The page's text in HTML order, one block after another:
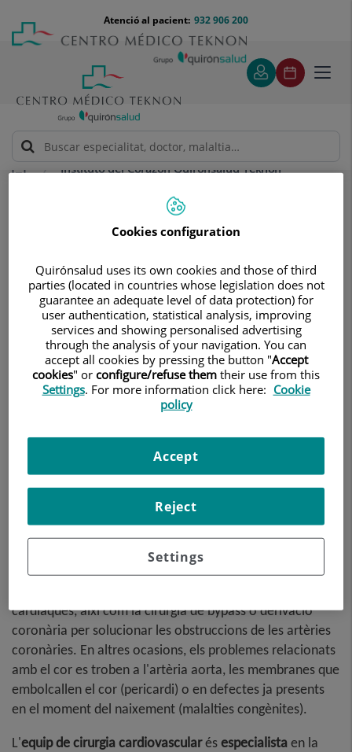
contingut
Menú
teléfono
cabecera
932 906 200
Atenció al pacient:
Instituto del Corazón Quirónsalud Teknon
Cirurgia cardíaca
Especialistes en cirurgia mínimament
invasiva, reparació de vàlvules i
cirurgia sense ús de transfusions
Les operacions més habituals de cor són aquelles
cardíaques, així com la cirurgia de bypass o derivació
coronària per solucionar les obstruccions de les artèries
coronàries. En altres ocasions, els problemes relacionats
amb el cor es troben a l'artèria aorta, les membranes que
embolcallen el cor (pericardi) o en defectes ja presents
en el moment del naixement (malalties congènites).
L'equip de cirurgia cardiovascularésespecialistaen la
Cookies configuration
Quirónsalud uses its own cookies and those of third
parties (located in countries whose legislation does not
guarantee an adequate level of data protection) for
user authentication, statistical analysis, improving
services and showing personalised advertising
through the analysis of your navigation. You can
accept all cookies by pressing the button "Accept
cookies" or configure/refuse them their use from this
Settings. For more information click here: Cookie
policy
Settings
Reject
Accept